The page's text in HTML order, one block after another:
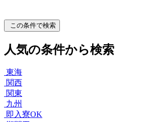
この条件で検索
人気の条件から検索
東海
関西
関東
九州
即入寮OK